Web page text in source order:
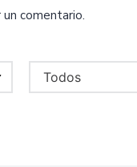
un comentario.
Todos